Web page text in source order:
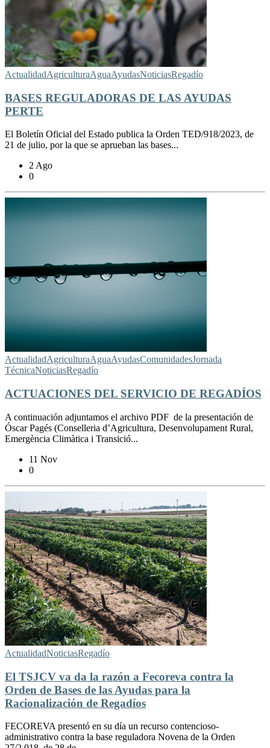
ActualidadAgriculturaAguaAyudasNoticiasRegadío
BASES REGULADORAS DE LAS AYUDAS
PERTE
El Boletín Oficial del Estado publica la Orden TED/918/2023, de
21 de julio, por la que se aprueban las bases...
2 Ago
0
ActualidadAgriculturaAguaAyudasComunidadesJornada
TécnicaNoticiasRegadío
ACTUACIONES DEL SERVICIO DE REGADÍOS
A continuación adjuntamos el archivo PDF de la presentación de
Óscar Pagés (Conselleria d’Agricultura, Desenvolupament Rural,
Emergència Climàtica i Transició...
11 Nov
0
ActualidadNoticiasRegadío
El TSJCV va da la razón a Fecoreva contra la
Orden de Bases de las Ayudas para la
Racionalización de Regadíos
FECOREVA presentó en su día un recurso contencioso-
administrativo contra la base reguladora Novena de la Orden